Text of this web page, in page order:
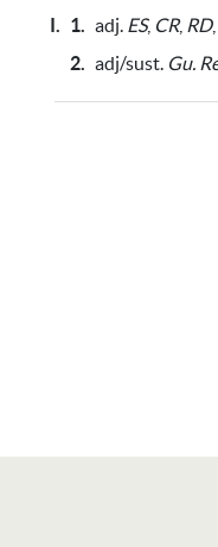
I. 1. adj. ES, CR, RD,
2. adj/sust. Gu.